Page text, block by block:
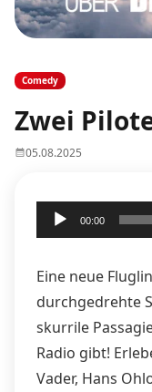
Comedy
Zwei
05.08.2025
Audio-
Player
00:00
Eine neue
durchgedrehte
skurrile
Radio gibt!
Vader, Hans